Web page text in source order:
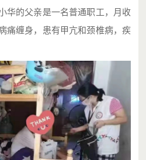
华的父亲是一名普通职工，月收
痛缠身，患有甲亢和颈椎病，疾